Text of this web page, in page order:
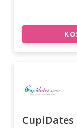
CupiDates